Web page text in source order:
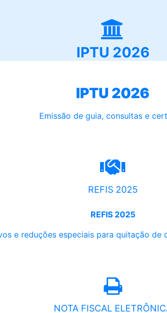
IPTU 2026
IPTU 2026
Emissão de guia, consultas e
REFIS 2025
REFIS 2025
e reduções especiais para quitação
NOTA FISCAL